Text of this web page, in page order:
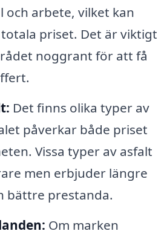
och arbete, vilket kan
priset. Det är viktigt
noggrant för att få
Det finns olika typer av
påverkar både priset
Vissa typer av asfalt
men erbjuder längre
bättre prestanda.
Om marken